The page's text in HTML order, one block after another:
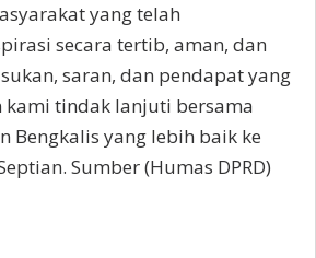
yang telah
secara tertib, aman, dan
saran, dan pendapat yang
tindak lanjuti bersama
Bengkalis yang lebih baik ke
Sumber (Humas DPRD)